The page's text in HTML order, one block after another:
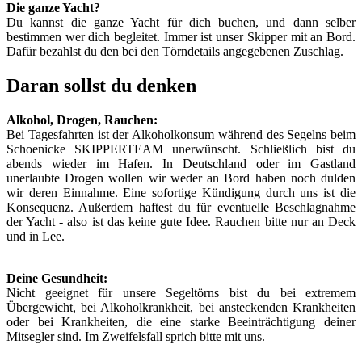
Die ganze Yacht?
Du kannst die ganze Yacht für dich buchen, und dann selber
bestimmen wer dich begleitet. Immer ist unser Skipper mit an Bord.
Dafür bezahlst du den bei den Törndetails angegebenen Zuschlag.
Daran sollst du denken
Alkohol, Drogen, Rauchen:
Bei Tagesfahrten ist der Alkoholkonsum während des Segelns beim
Schoenicke SKIPPERTEAM unerwünscht. Schließlich bist du
abends wieder im Hafen. In Deutschland oder im Gastland
unerlaubte Drogen wollen wir weder an Bord haben noch dulden
wir deren Einnahme. Eine sofortige Kündigung durch uns ist die
Konsequenz. Außerdem haftest du für eventuelle Beschlagnahme
der Yacht - also ist das keine gute Idee. Rauchen bitte nur an Deck
und in Lee.
Deine Gesundheit:
Nicht geeignet für unsere Segeltörns bist du bei extremem
Übergewicht, bei Alkoholkrankheit, bei ansteckenden Krankheiten
oder bei Krankheiten, die eine starke Beeinträchtigung deiner
Mitsegler sind. Im Zweifelsfall sprich bitte mit uns.